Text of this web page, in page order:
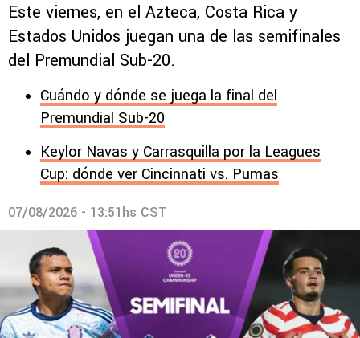
Este viernes, en el Azteca, Costa Rica y
Estados Unidos juegan una de las semifinales
del Premundial Sub-20.
Cuándo y dónde se juega la final del
Premundial Sub-20
Keylor Navas y Carrasquilla por la Leagues
Cup: dónde ver Cincinnati vs. Pumas
07/08/2026 - 13:51hs CST